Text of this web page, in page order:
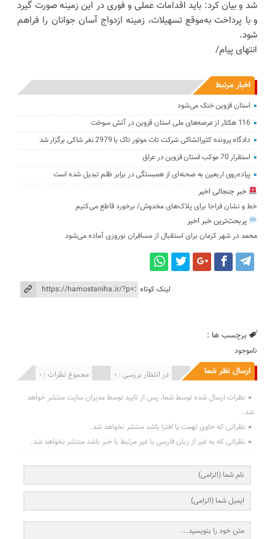
شد و بیان کرد: باید اقدامات عملی و فوری در این زمینه صورت گیرد
و با پرداخت به‌موقع تسهیلات، زمینه ازدواج آسان جوانان را فراهم
شود.
انتهای پیام/
اخبار مرتبط
استان قزوین خنک‌ می‌شود
116 هکتار از عرصه‌های ملی استان قزوین در آتش سوخت
دادگاه پرونده کثیرالشاکی شرکت تات موتور تاک با 2979 نفر شاکی برگزار شد
استقرار 70 موکب استان قزوین در عراق
پیاده‌روی اربعین به صحنه‌ای از همبستگی در برابر ظلم تبدیل شده است
خبر جنجالی اخیر
خط و نشان فراجا برای پلاک‌های مخدوش/ برخورد قاطع می‌کنیم
پربحث‌ترین خبر اخیر
محمد درشهر کرمان برای استقبال از مسافران نوروزی آماده می‌شود
لینک کوتاه
برچسب ها :
ناموجود
ارسال نظر شما مجموع نظرات : 0 در انتظار بررسی : 0 انتشار یافته : 0
نظرات ارسال شده توسط شما، پس از تایید توسط مدیران سایت منتشر خواهد
شد.
نظراتی که حاوی تهمت یا افترا باشد منتشر نخواهد شد.
نظراتی که به غیر از زبان فارسی یا غیر مرتبط با خبر باشد منتشر نخواهد شد.